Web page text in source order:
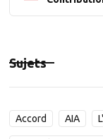
Sujets
Accord AIA